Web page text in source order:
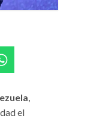
,
el